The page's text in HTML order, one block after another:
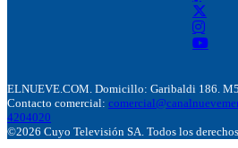
ELNUEVE.COM. Domicillo: Garibaldi 186.
Contacto comercial:
4204020
©2026 Cuyo Televisión SA. Todos los